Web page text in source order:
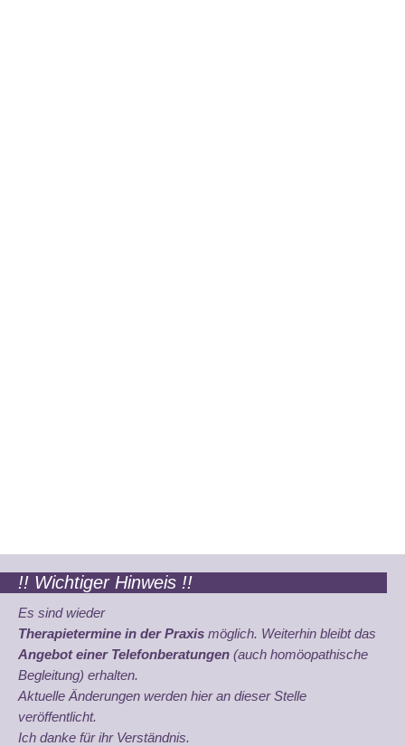
!! Wichtiger Hinweis !!
Es sind wieder
Therapietermine in der Praxis möglich. Weiterhin bleibt das
Angebot einer Telefonberatungen (auch homöopathische
Begleitung) erhalten.
Aktuelle Änderungen werden hier an dieser Stelle
veröffentlicht.
Ich danke für ihr Verständnis.